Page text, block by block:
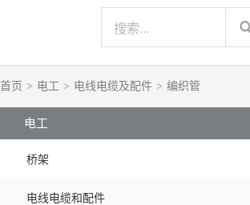
首页 > 电工 > 电线电缆及配件 > 编织管
电工
桥架
电线电缆和配件